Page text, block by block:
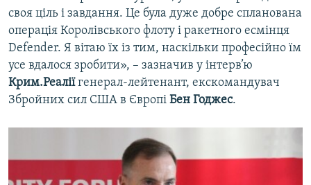
своя ціль і завдання. Це була дуже добре спланована
операція Королівського флоту і ракетного есмінця
Defender. Я вітаю їх із тим, наскільки професійно їм
усе вдалося зробити», – зазначив у інтерв’ю
Крим.Реаліїгенерал-лейтенант, екскомандувач
Збройних сил США в Європі Бен Годжес.